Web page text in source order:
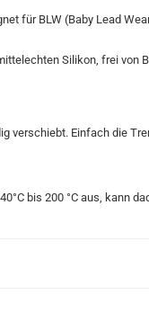
für BLW (Baby Lead
Silikon, frei von
verschiebt. Einfach die
°C bis 200 °C aus, kann